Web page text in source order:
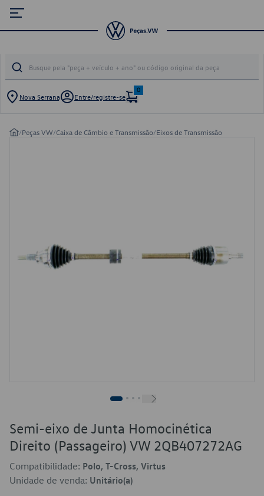
Nova Serrana Entre/registre-se
0
/Peças VW/Caixa de Câmbio e Transmissão/Eixos de Transmissão
Semi-eixo de Junta Homocinética
Direito (Passageiro) VW 2QB407272AG
Compatibilidade: Polo, T-Cross, Virtus
Unidade de venda: Unitário(a)